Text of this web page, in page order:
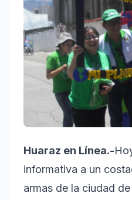
Huaraz en Línea.-
informativa a un
armas de la ciudad